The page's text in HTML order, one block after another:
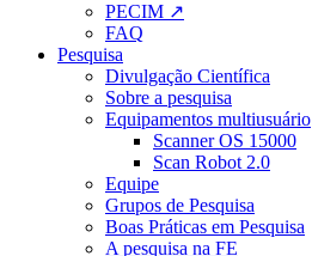
PECIM ↗
FAQ
Pesquisa
Divulgação Científica
Sobre a pesquisa
Equipamentos multiusuário
Scanner OS 15000
Scan Robot 2.0
Equipe
Grupos de Pesquisa
Boas Práticas em Pesquisa
A pesquisa na FE